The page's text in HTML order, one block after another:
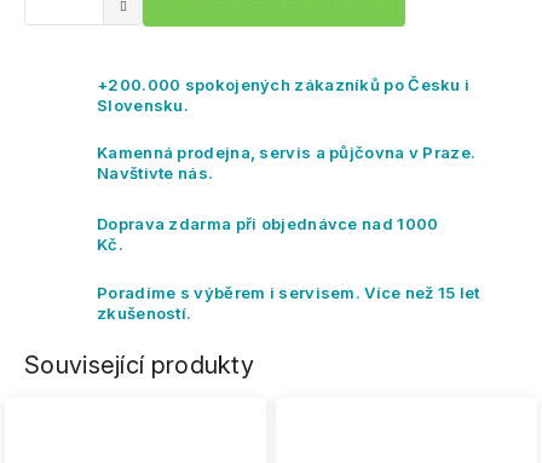
+200.000 spokojených zákazníků po Česku i
Slovensku.
Kamenná prodejna, servis a půjčovna v Praze.
Navštivte nás.
Doprava zdarma při objednávce nad 1000
Kč.
Poradíme s výběrem i servisem. Více než 15 let
zkušeností.
Související produkty